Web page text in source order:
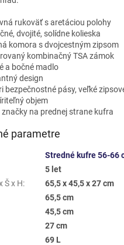
rukoväť s aretáciou polohy
dvojité, solídne kolieska
komora s dvojcestným zipsom
kombinačný TSA zámok
a bočné madlo
design
bezpečnostné pásy, veľké
objem
značky na prednej strane kufra
parametre
Stredné kufre 56-66
5 let
Š x H:
65,5 x 45,5 x 27 cm
65,5 cm
45,5 cm
27 cm
69 L